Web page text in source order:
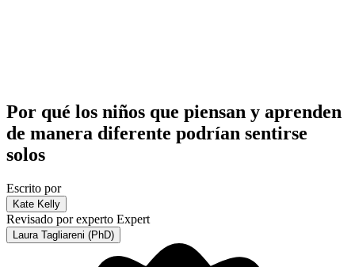
Por qué los niños que piensan y aprenden
de manera diferente podrían sentirse
solos
Escrito por
Kate Kelly
Revisado por experto Expert
Laura Tagliareni (PhD)